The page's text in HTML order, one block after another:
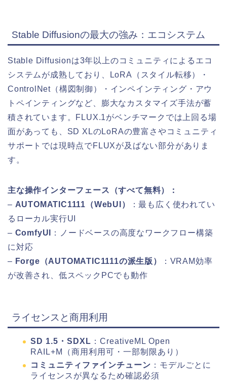
Stable Diffusionの最大の強み：エコシステム
Stable Diffusionは3年以上のコミュニティによるエコ
システムが成熟しており、LoRA（スタイル転移）・
ControlNet（構図制御）・インペインティング・アウ
トペインティングなど、膨大なカスタマイズ手法が蓄
積されています。FLUX.1がベンチマークでは上回る場
面があっても、SD XLのLoRAの豊富さやコミュニティ
サポートでは現時点でFLUXが及ばない部分がありま
す。
主な操作インターフェース（すべて無料）：
– AUTOMATIC1111（WebUI）
：最も広く使われてい
るローカル実行UI
– ComfyUI
：ノードベースの高度なワークフロー構築
に対応
– Forge（AUTOMATIC1111の派生版）
：VRAM効率
が改善され、低スペックPCでも動作
ライセンスと商用利用
SD 1.5・SDXL ：CreativeML Open
RAIL+M（商用利用可・一部制限あり）
コミュニティファインチューン ：モデルごとに
ライセンスが異なるため確認必須